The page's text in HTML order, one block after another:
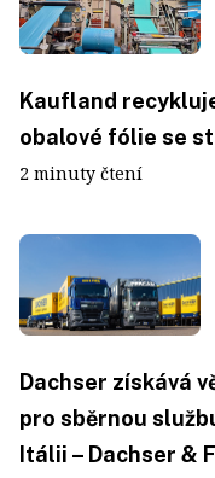
Kaufland
obalové fólie se
2 minuty čtení
Dachser získává
pro sběrnou
Itálii – Dachser &